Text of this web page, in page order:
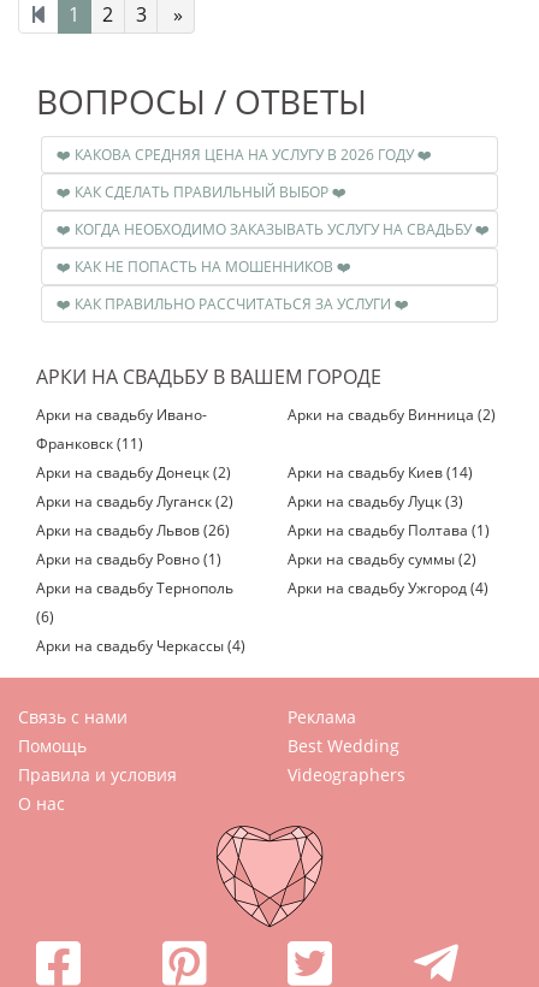
1 2 3 »
ВОПРОСЫ / ОТВЕТЫ
❤️ КАКОВА СРЕДНЯЯ ЦЕНА НА УСЛУГУ В 2026 ГОДУ ❤️
❤️ КАК СДЕЛАТЬ ПРАВИЛЬНЫЙ ВЫБОР ❤️
❤️ КОГДА НЕОБХОДИМО ЗАКАЗЫВАТЬ УСЛУГУ НА СВАДЬБУ ❤️
❤️ КАК НЕ ПОПАСТЬ НА МОШЕННИКОВ ❤️
❤️ КАК ПРАВИЛЬНО РАССЧИТАТЬСЯ ЗА УСЛУГИ ❤️
АРКИ НА СВАДЬБУ В ВАШЕМ ГОРОДЕ
Арки на свадьбу Ивано-
Франковск (11)
Арки на свадьбу Винница (2)
Арки на свадьбу Донецк (2)
Арки на свадьбу Киев (14)
Арки на свадьбу Луганск (2)
Арки на свадьбу Луцк (3)
Арки на свадьбу Львов (26)
Арки на свадьбу Полтава (1)
Арки на свадьбу Ровно (1)
Арки на свадьбу суммы (2)
Арки на свадьбу Тернополь
(6)
Арки на свадьбу Ужгород (4)
Арки на свадьбу Черкассы (4)
Связь с нами
Помощь
Правила и условия
О нас
Реклама
Best Wedding
Videographers